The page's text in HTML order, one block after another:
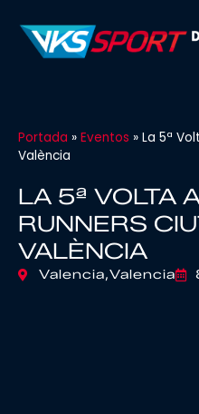
Portada » Eventos » La 5ª
València
LA 5ª VOLTA
RUNNERS
VALÈNCIA
Valencia,Valencia